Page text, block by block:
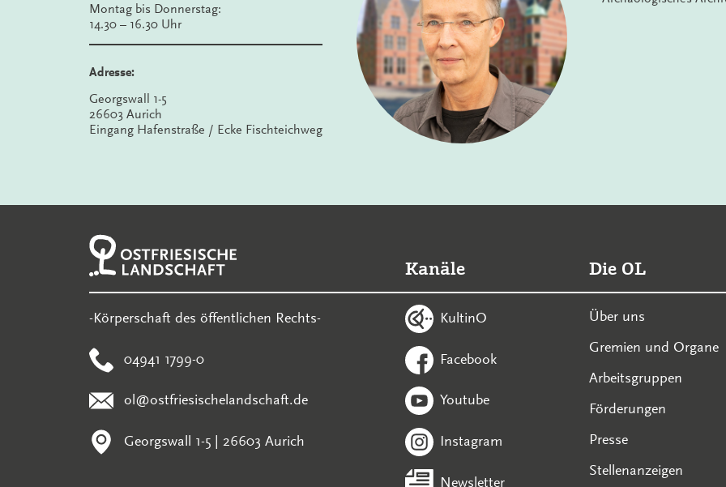
Montag bis Donnerstag:
14.30 – 16.30 Uhr
Adresse:
Georgswall 1-5
26603 Aurich
Eingang Hafenstraße / Ecke Fischteichweg
-Körperschaft des öffentlichen Rechts-
04941 1799-0
ol@ostfriesischelandschaft.de
Georgswall 1-5 | 26603 Aurich
Kanäle
KultinO
Facebook
Youtube
Instagram
Newsletter
Die OL
Über uns
Gremien und Organe
Arbeitsgruppen
Förderungen
Presse
Stellenanzeigen